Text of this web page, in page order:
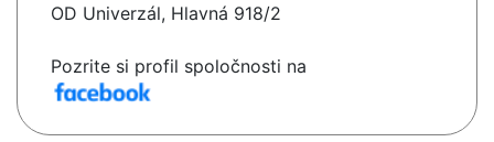
OD Univerzál, Hlavná 918/2
Pozrite si profil spoločnosti na